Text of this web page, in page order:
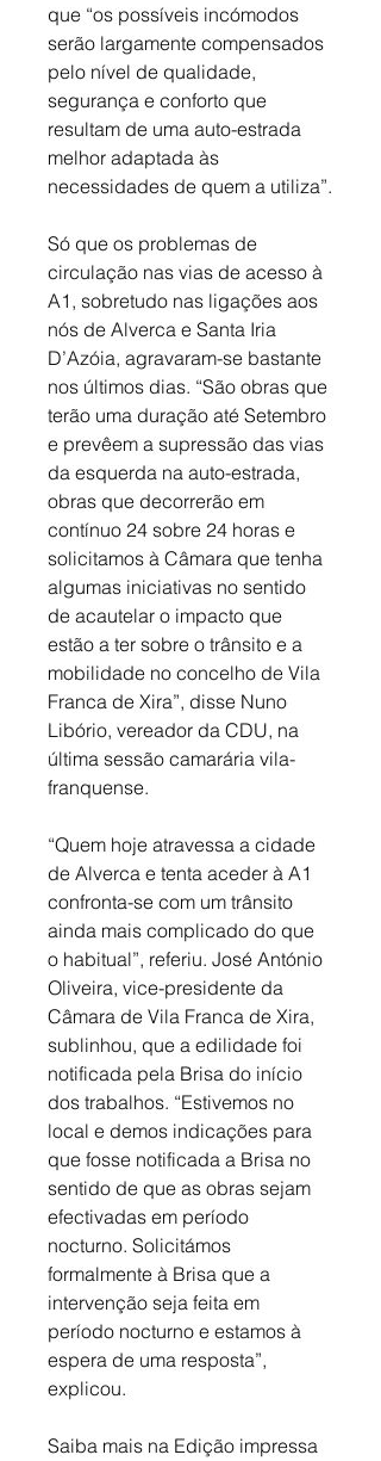
que “os possíveis incómodos
serão largamente compensados
pelo nível de qualidade,
segurança e conforto que
resultam de uma auto-estrada
melhor adaptada às
necessidades de quem a utiliza”.
Só que os problemas de
circulação nas vias de acesso à
A1, sobretudo nas ligações aos
nós de Alverca e Santa Iria
D’Azóia, agravaram-se bastante
nos últimos dias. “São obras que
terão uma duração até Setembro
e prevêem a supressão das vias
da esquerda na auto-estrada,
obras que decorrerão em
contínuo 24 sobre 24 horas e
solicitamos à Câmara que tenha
algumas iniciativas no sentido
de acautelar o impacto que
estão a ter sobre o trânsito e a
mobilidade no concelho de Vila
Franca de Xira”, disse Nuno
Libório, vereador da CDU, na
última sessão camarária vila-
franquense.
“Quem hoje atravessa a cidade
de Alverca e tenta aceder à A1
confronta-se com um trânsito
ainda mais complicado do que
o habitual”, referiu. José António
Oliveira, vice-presidente da
Câmara de Vila Franca de Xira,
sublinhou, que a edilidade foi
notificada pela Brisa do início
dos trabalhos. “Estivemos no
local e demos indicações para
que fosse notificada a Brisa no
sentido de que as obras sejam
efectivadas em período
nocturno. Solicitámos
formalmente à Brisa que a
intervenção seja feita em
período nocturno e estamos à
espera de uma resposta”,
explicou.
Saiba mais na Edição impressa